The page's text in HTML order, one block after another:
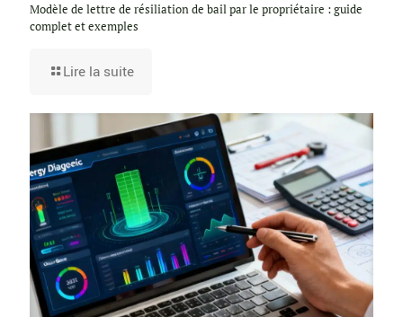
Modèle de lettre de résiliation de bail par le propriétaire : guide
complet et exemples
Lire la suite